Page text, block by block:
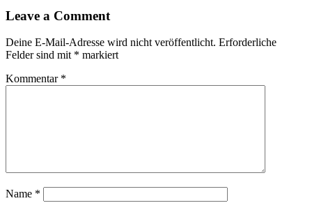
Leave a Comment
Deine E-Mail-Adresse wird nicht veröffentlicht. Erforderliche
Felder sind mit * markiert
Kommentar *
Name *